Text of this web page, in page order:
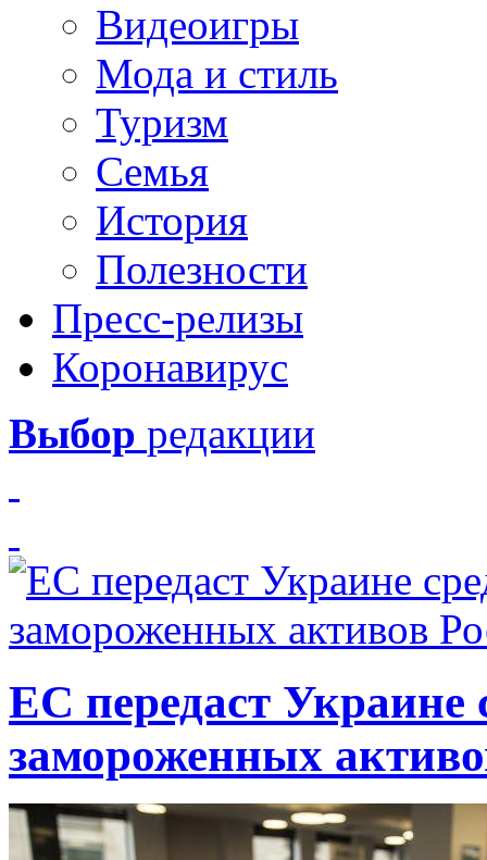
Видеоигры
Мода и стиль
Туризм
Семья
История
Полезности
Пресс-релизы
Коронавирус
Выбор редакции
ЕС передаст Украине
замороженных